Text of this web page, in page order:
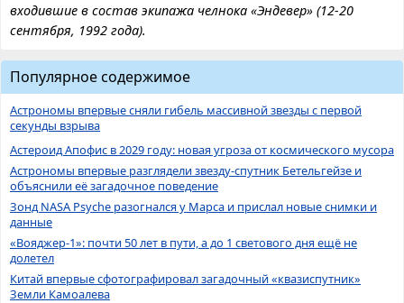
входившие в состав экипажа челнока «Эндевер» (12-20
сентября, 1992 года).
Популярное содержимое
Астрономы впервые сняли гибель массивной звезды с первой
секунды взрыва
Астероид Апофис в 2029 году: новая угроза от космического мусора
Астрономы впервые разглядели звезду-спутник Бетельгейзе и
объяснили её загадочное поведение
Зонд NASA Psyche разогнался у Марса и прислал новые снимки и
данные
«Вояджер-1»: почти 50 лет в пути, а до 1 светового дня ещё не
долетел
Китай впервые сфотографировал загадочный «квазиспутник»
Земли Камоалева